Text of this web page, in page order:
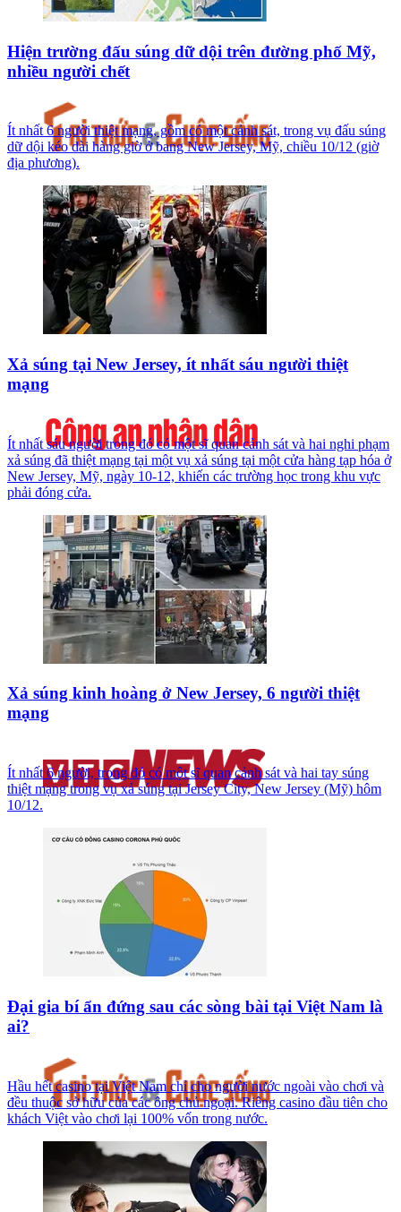
Hiện trường đấu súng dữ dội trên đường phố Mỹ,
nhiều người chết
Ít nhất 6 người thiệt mạng, gồm có một cảnh sát, trong vụ đấu súng
dữ dội kéo dài hàng giờ ở bang New Jersey, Mỹ, chiều 10/12 (giờ
địa phương).
Xả súng tại New Jersey, ít nhất sáu người thiệt
mạng
Ít nhất sáu người trong đó có một sĩ quan cảnh sát và hai nghi phạm
xả súng đã thiệt mạng tại một vụ xả súng tại một cửa hàng tạp hóa ở
New Jersey, Mỹ, ngày 10-12, khiến các trường học trong khu vực
phải đóng cửa.
Xả súng kinh hoàng ở New Jersey, 6 người thiệt
mạng
Ít nhất 6 người, trong đó có một sĩ quan cảnh sát và hai tay súng
thiệt mạng trong vụ xả súng tại Jersey City, New Jersey (Mỹ) hôm
10/12.
Đại gia bí ẩn đứng sau các sòng bài tại Việt Nam là
ai?
Hầu hết casino tại Việt Nam chỉ cho người nước ngoài vào chơi và
đều thuộc sở hữu của các ông chủ ngoại. Riêng casino đầu tiên cho
khách Việt vào chơi lại 100% vốn trong nước.